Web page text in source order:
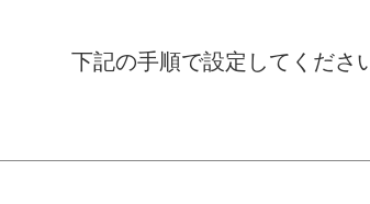
下記の手順で設定してくださ